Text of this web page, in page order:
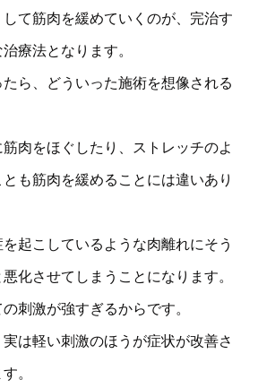
て筋肉を緩めていくのが、完治す
療法となります。
ら、どういった施術を想像される
肉をほぐしたり、ストレッチのよ
も筋肉を緩めることには違いあり
起こしているような肉離れにそう
化させてしまうことになります。
刺激が強すぎるからです。
は軽い刺激のほうが症状が改善さ
。